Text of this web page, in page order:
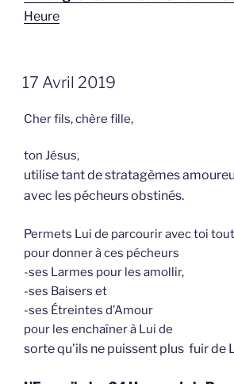
Heure
GEPLAATST
OP
17 Avril 2019
Cher fils, chère fille,
ton Jésus,
utilise tant de stratagèmes
avec les pécheurs obstinés.
Permets Lui de parcourir avec toi
pour donner à ces pécheurs
-ses Larmes pour les amollir,
-ses Baisers et
-ses Étreintes d’Amour
pour les enchaîner à Lui de
sorte qu’ils ne puissent plus fuir de